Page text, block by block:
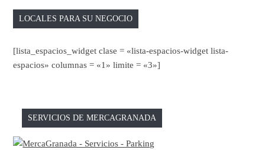
LOCALES PARA SU NEGOCIO
[lista_espacios_widget clase = «lista-espacios-widget lista-
espacios» columnas = «1» limite = «3»]
SERVICIOS DE MERCAGRANADA